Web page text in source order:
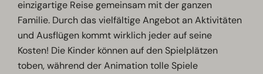
einzigartige Reise gemeinsam mit der ganzen
Familie. Durch das vielfältige Angebot an Aktivitäten
und Ausflügen kommt wirklich jeder auf seine
Kosten! Die Kinder können auf den Spielplätzen
toben, während der Animation tolle Spiele